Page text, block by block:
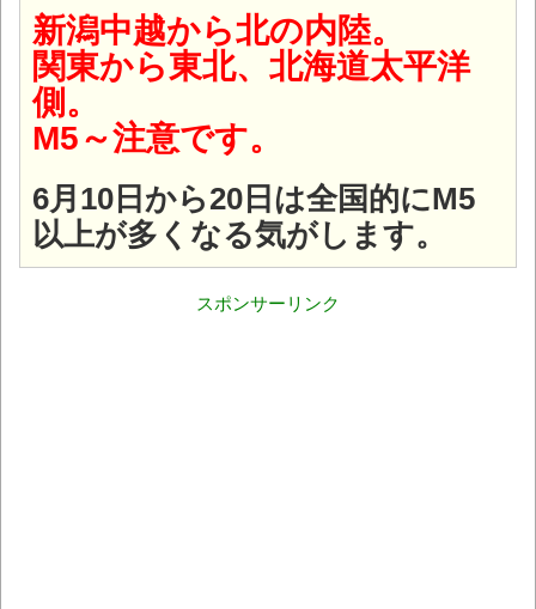
新潟中越から北の内陸。
関東から東北、北海道太平洋
側。
M5～注意です。
6月10日から20日は全国的にM5
以上が多くなる気がします。
スポンサーリンク